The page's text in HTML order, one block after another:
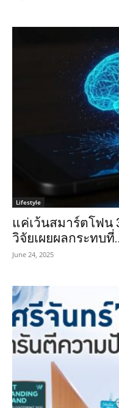
Lifestyle
แค่เว้นสมาร์ตโฟน
วิจัยเผยผลกระทบที่
June 24, 2025